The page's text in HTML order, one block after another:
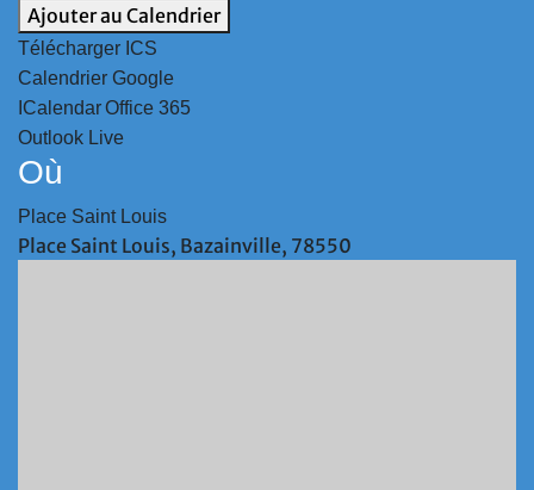
Ajouter au Calendrier
Télécharger ICS
Calendrier Google
ICalendarOffice 365
Outlook Live
Où
Place Saint Louis
Place Saint Louis, Bazainville, 78550